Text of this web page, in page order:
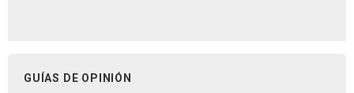
GUÍAS DE OPINIÓN